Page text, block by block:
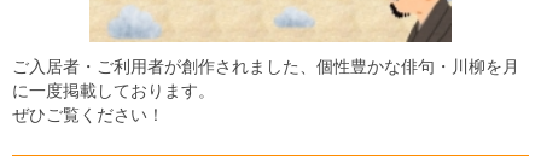
ご入居者・ご利用者が創作されました、個性豊かな俳句・川柳を月
に一度掲載しております。
ぜひご覧ください！